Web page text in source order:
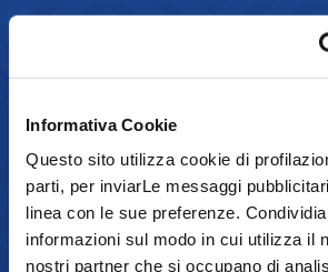
Informativa Cookie
Questo sito utilizza cookie di
parti, per inviarLe messaggi
linea con le sue preferenze.
informazioni sul modo in cui utilizza il
nostri partner che si occupano di
Greenwashing: attività
associative
Comunicazione